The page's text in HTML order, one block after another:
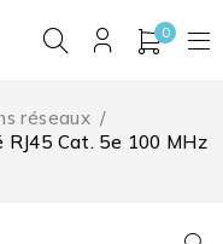
0
réseaux /
RJ45 Cat. 5e 100 MHz